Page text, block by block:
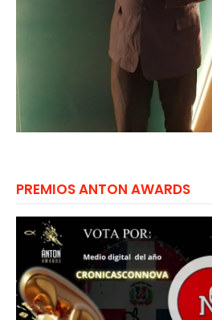
PREMIOS ANTON AWARDS